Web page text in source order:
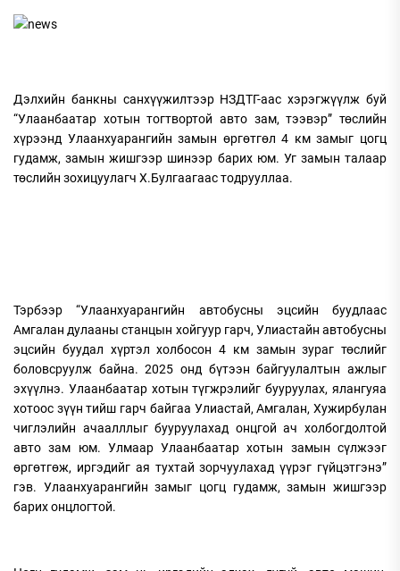
Дэлхийн банкны санхүүжилтээр НЗДТГ-аас хэрэгжүүлж буй
“Улаанбаатар хотын тогтвортой авто зам, тээвэр” төслийн
хүрээнд Улаанхуарангийн замын өргөтгөл 4 км замыг цогц
гудамж, замын жишгээр шинээр барих юм. Уг замын талаар
төслийн зохицуулагч Х.Булгаагаас тодрууллаа.
Тэрбээр “Улаанхуарангийн автобусны эцсийн буудлаас
Амгалан дулааны станцын хойгуур гарч, Улиастайн автобусны
эцсийн буудал хүртэл холбосон 4 км замын зураг төслийг
боловсруулж байна. 2025 онд бүтээн байгуулалтын ажлыг
эхүүлнэ. Улаанбаатар хотын түгжрэлийг бууруулах, ялангуяа
хотоос зүүн тийш гарч байгаа Улиастай, Амгалан, Хужирбулан
чиглэлийн ачаалллыг бууруулахад онцгой ач холбогдолтой
авто зам юм. Улмаар Улаанбаатар хотын замын сүлжээг
өргөтгөж, иргэдийг ая тухтай зорчуулахад үүрэг гүйцэтгэнэ”
гэв. Улаанхуарангийн замыг цогц гудамж, замын жишгээр
барих онцлогтой.